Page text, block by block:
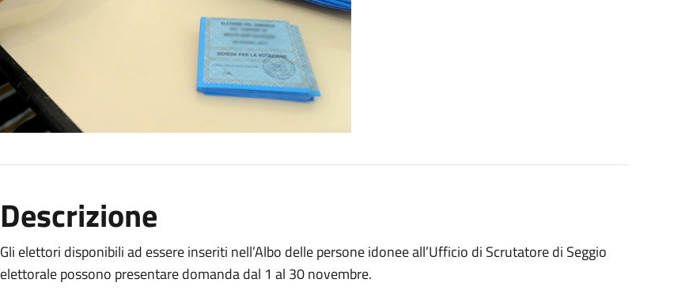
Descrizione
Gli elettori disponibili ad essere inseriti nell’Albo delle persone idonee all’Ufficio di Scrutatore di Seggio
elettorale possono presentare domanda dal 1 al 30 novembre.